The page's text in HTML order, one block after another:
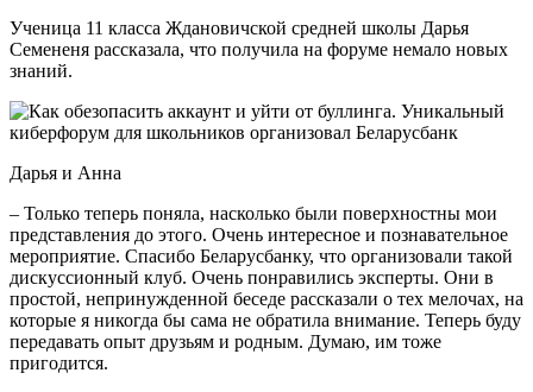
Ученица 11 класса Ждановичской средней школы Дарья
Семененя рассказала, что получила на форуме немало новых
знаний.
Дарья и Анна
– Только теперь поняла, насколько были поверхностны мои
представления до этого. Очень интересное и познавательное
мероприятие. Спасибо Беларусбанку, что организовали такой
дискуссионный клуб. Очень понравились эксперты. Они в
простой, непринужденной беседе рассказали о тех мелочах, на
которые я никогда бы сама не обратила внимание. Теперь буду
передавать опыт друзьям и родным. Думаю, им тоже
пригодится.